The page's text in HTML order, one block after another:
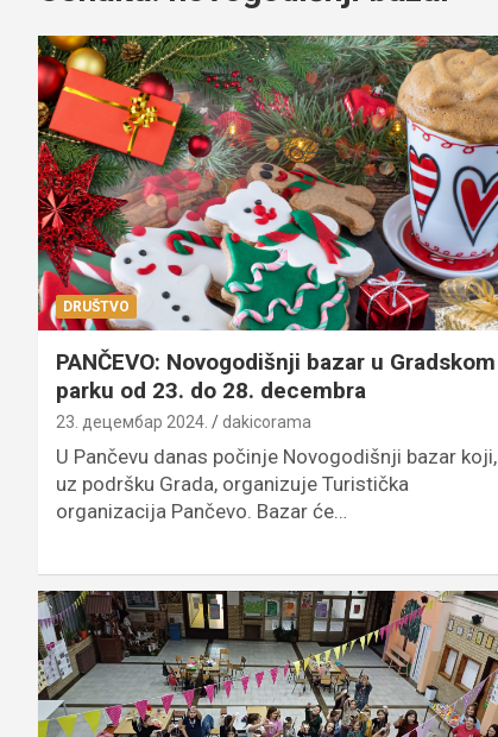
DRUŠTVO
PANČEVO: Novogodišnji bazar u Gradskom
parku od 23. do 28. decembra
23. децембар 2024. dakicorama
U Pančevu danas počinje Novogodišnji bazar koji,
uz podršku Grada, organizuje Turistička
organizacija Pančevo. Bazar će…